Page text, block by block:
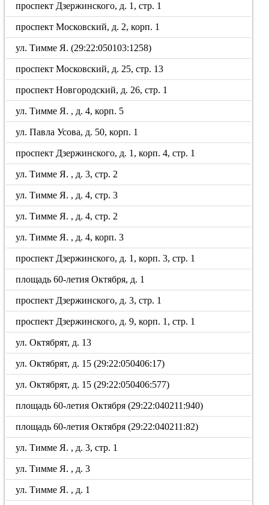
проспект Дзержинского, д. 1, стр. 1
проспект Московский, д. 2, корп. 1
ул. Тимме Я. (29:22:050103:1258)
проспект Московский, д. 25, стр. 13
проспект Новгородский, д. 26, стр. 1
ул. Тимме Я. , д. 4, корп. 5
ул. Павла Усова, д. 50, корп. 1
проспект Дзержинского, д. 1, корп. 4, стр. 1
ул. Тимме Я. , д. 3, стр. 2
ул. Тимме Я. , д. 4, стр. 3
ул. Тимме Я. , д. 4, стр. 2
ул. Тимме Я. , д. 4, корп. 3
проспект Дзержинского, д. 1, корп. 3, стр. 1
площадь 60-летия Октября, д. 1
проспект Дзержинского, д. 3, стр. 1
проспект Дзержинского, д. 9, корп. 1, стр. 1
ул. Октябрят, д. 13
ул. Октябрят, д. 15 (29:22:050406:17)
ул. Октябрят, д. 15 (29:22:050406:577)
площадь 60-летия Октября (29:22:040211:940)
площадь 60-летия Октября (29:22:040211:82)
ул. Тимме Я. , д. 3, стр. 1
ул. Тимме Я. , д. 3
ул. Тимме Я. , д. 1